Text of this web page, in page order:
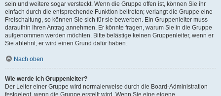
sein und weitere sogar versteckt. Wenn die Gruppe offen ist, können Sie ihr
einfach durch die entsprechende Funktion beitreten; verlangt die Gruppe eine
Freischaltung, so können Sie sich für sie bewerben. Ein Gruppenleiter muss
daraufhin Ihren Antrag annehmen. Er könnte fragen, warum Sie in die Gruppe
aufgenommen werden möchten. Bitte belästige keinen Gruppenleiter, wenn er
Sie ablehnt, er wird einen Grund dafür haben.
Nach oben
Wie werde ich Gruppenleiter?
Der Leiter einer Gruppe wird normalerweise durch die Board-Administration
festgelegt, wenn die Gruppe erstellt wird. Wenn Sie eine eigene